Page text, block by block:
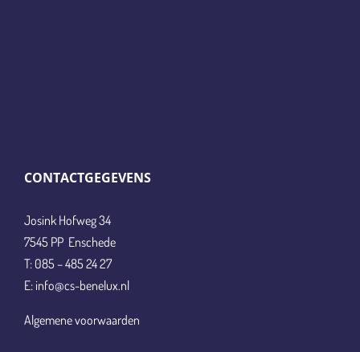
CONTACTGEGEVENS
Josink Hofweg 34
7545 PP Enschede
T: 085 – 485 24 27
E: info@cs-benelux.nl
Algemene voorwaarden